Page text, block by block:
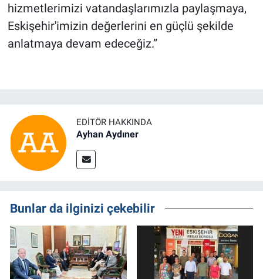
hizmetlerimizi vatandaşlarımızla paylaşmaya,
Eskişehir'imizin değerlerini en güçlü şekilde
anlatmaya devam edeceğiz.”
EDITÖR HAKKINDA
Ayhan Aydıner
Bunlar da ilginizi çekebilir